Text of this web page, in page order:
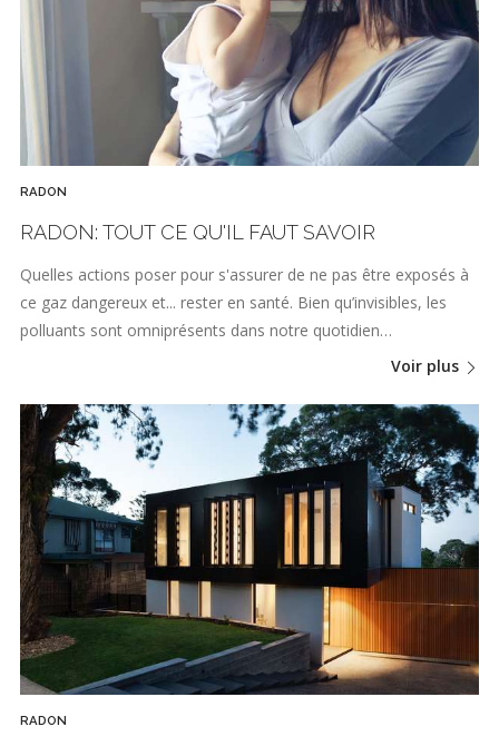
RADON
RADON: TOUT CE QU'IL FAUT SAVOIR
Quelles actions poser pour s'assurer de ne pas être exposés à
ce gaz dangereux et... rester en santé. Bien qu’invisibles, les
polluants sont omniprésents dans notre quotidien…
Voir plus
RADON